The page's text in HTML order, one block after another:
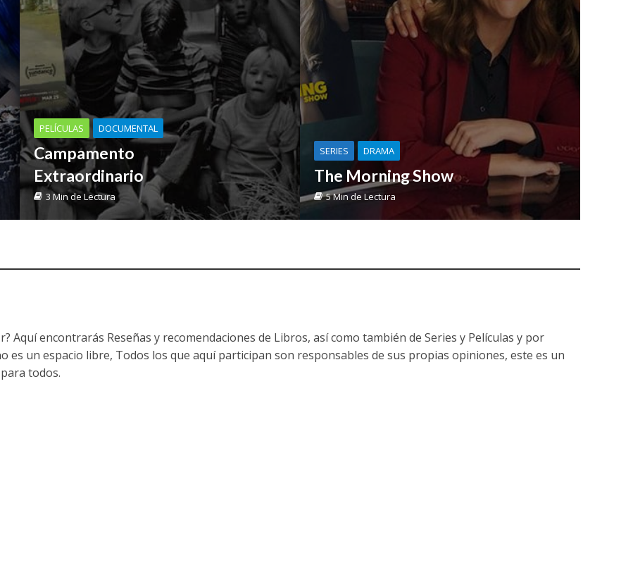
PELÍCULAS DOCUMENTAL
Campamento
Extraordinario
3 Min de Lectura
SERIES DRAMA
The Morning Show
5 Min de Lectura
Aquí encontrarás Reseñas y recomendaciones de Libros, así como también de Series y Películas y por
es un espacio libre, Todos los que aquí participan son responsables de sus propias opiniones, este es un
todos.